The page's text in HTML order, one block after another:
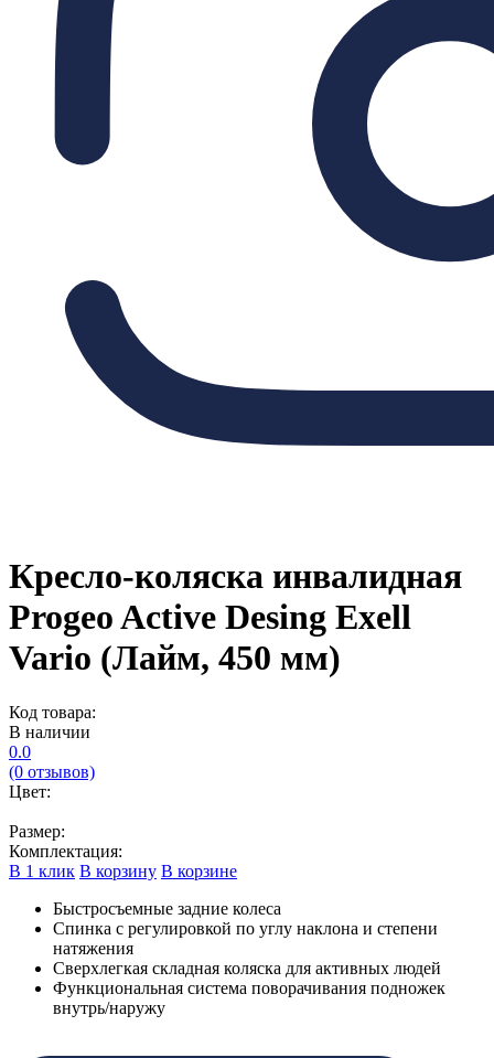
Кресло-коляска инвалидная
Progeo Active Desing Exell
Vario (Лайм, 450 мм)
Код товара:
В наличии
0.0
(0 отзывов)
Цвет:
Размер:
Комплектация:
В 1 клик В корзину В корзине
Быстросъемные задние колеса
Спинка с регулировкой по углу наклона и степени
натяжения
Сверхлегкая складная коляска для активных людей
Функциональная система поворачивания подножек
внутрь/наружу